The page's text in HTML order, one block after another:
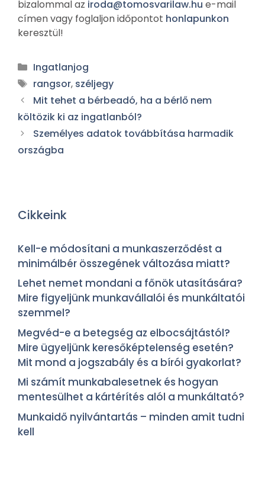
bizalommal az iroda@tomosvarilaw.hu e-mail
címen vagy foglaljon időpontot honlapunkon
keresztül!
Ingatlanjog
rangsor, széljegy
Mit tehet a bérbeadó, ha a bérlő nem
költözik ki az ingatlanból?
Személyes adatok továbbítása harmadik
országba
Cikkeink
Kell-e módosítani a munkaszerződést a
minimálbér összegének változása miatt?
Lehet nemet mondani a főnök utasítására?
Mire figyeljünk munkavállalói és munkáltatói
szemmel?
Megvéd-e a betegség az elbocsájtástól?
Mire ügyeljünk keresőképtelenség esetén?
Mit mond a jogszabály és a bírói gyakorlat?
Mi számít munkabalesetnek és hogyan
mentesülhet a kártérítés alól a munkáltató?
Munkaidő nyilvántartás – minden amit tudni
kell